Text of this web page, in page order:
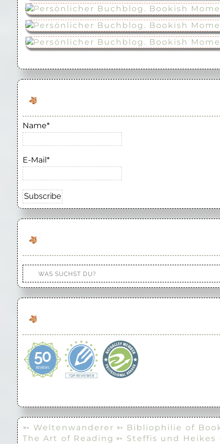
Name*
E-Mail*
➳ Weltenwanderer ➳ Bibliophilie of
The Art of Reading ➳ Steffis und Heikes